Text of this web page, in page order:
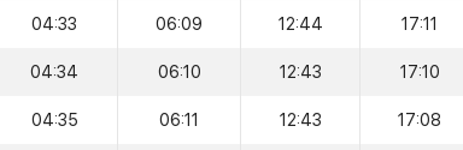
04:33 06:09 12:44 17:11
04:34 06:10 12:43 17:10
04:35 06:11 12:43 17:08